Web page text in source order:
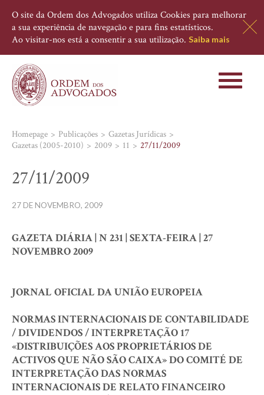
O site da Ordem dos Advogados utiliza Cookies para melhorar
a sua experiência de navegação e para fins estatísticos.
Ao visitar-nos está a consentir a sua utilização. Saiba mais
Toggle
Homepage Publicações
Gazetas Jurídicas
Gazetas (2005-2010)
2009 11 27/11/2009
27/11/2009
27 DE NOVEMBRO, 2009
GAZETA DIÁRIA | N 231 | SEXTA-FEIRA | 27
NOVEMBRO 2009
JORNAL OFICIAL DA UNIÃO EUROPEIA
NORMAS INTERNACIONAIS DE CONTABILIDADE
/ DIVIDENDOS / INTERPRETAÇÃO 17
«DISTRIBUIÇÕES AOS PROPRIETÁRIOS DE
ACTIVOS QUE NÃO SÃO CAIXA» DO COMITÉ DE
INTERPRETAÇÃO DAS NORMAS
INTERNACIONAIS DE RELATO FINANCEIRO